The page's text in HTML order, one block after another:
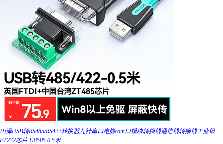
山泽USB转RS485/RS422转换器九针串口电脑com口模块转换线通信线转接线工业级
FT232芯片 U8505 0.5米